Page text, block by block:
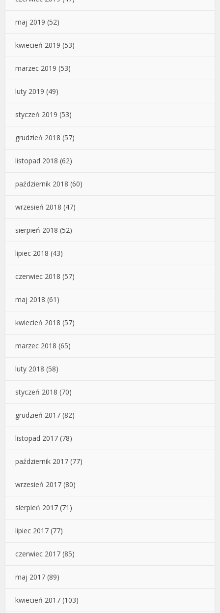
maj 2019 (52)
kwiecień 2019 (53)
marzec 2019 (53)
luty 2019 (49)
styczeń 2019 (53)
grudzień 2018 (57)
listopad 2018 (62)
październik 2018 (60)
wrzesień 2018 (47)
sierpień 2018 (52)
lipiec 2018 (43)
czerwiec 2018 (57)
maj 2018 (61)
kwiecień 2018 (57)
marzec 2018 (65)
luty 2018 (58)
styczeń 2018 (70)
grudzień 2017 (82)
listopad 2017 (78)
październik 2017 (77)
wrzesień 2017 (80)
sierpień 2017 (71)
lipiec 2017 (77)
czerwiec 2017 (85)
maj 2017 (89)
kwiecień 2017 (103)